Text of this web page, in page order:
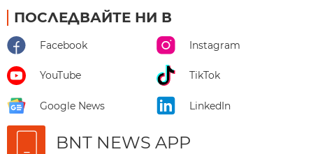
ПОСЛЕДВАЙТЕ НИ В
Facebook Instagram
YouTube TikTok
Google News LinkedIn
BNT NEWS APP